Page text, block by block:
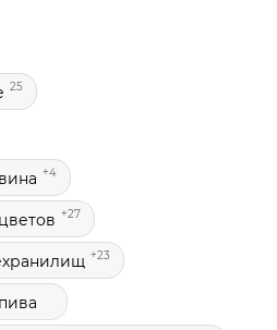
25
+4
+27
+23